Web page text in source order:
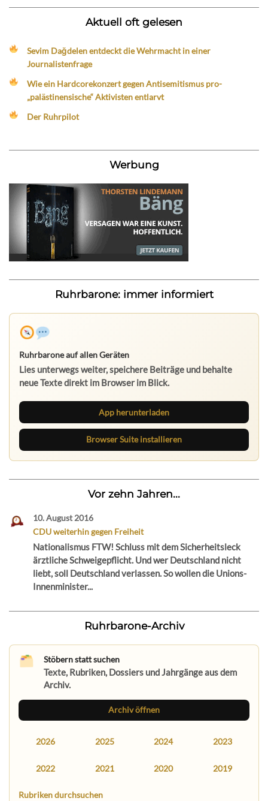
Aktuell oft gelesen
Sevim Dağdelen entdeckt die Wehrmacht in einer
Journalistenfrage
Wie ein Hardcorekonzert gegen Antisemitismus pro-
„palästinensische“ Aktivisten entlarvt
Der Ruhrpilot
Werbung
Ruhrbarone: immer informiert
Ruhrbarone auf allen Geräten
Lies unterwegs weiter, speichere Beiträge und behalte
neue Texte direkt im Browser im Blick.
App herunterladen
Browser Suite installieren
Vor zehn Jahren...
10. August 2016
CDU weiterhin gegen Freiheit
Nationalismus FTW! Schluss mit dem Sicherheitsleck
ärztliche Schweigepflicht. Und wer Deutschland nicht
liebt, soll Deutschland verlassen. So wollen die Unions-
Innenminister...
Ruhrbarone-Archiv
Stöbern statt suchen
Texte, Rubriken, Dossiers und Jahrgänge aus dem
Archiv.
Archiv öffnen
2026 2025 2024 2023
2022 2021 2020 2019
Rubriken durchsuchen